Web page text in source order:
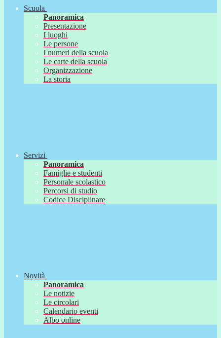
Scuola
Panoramica
Presentazione
I luoghi
Le persone
I numeri della scuola
Le carte della scuola
Organizzazione
La storia
Servizi
Panoramica
Famiglie e studenti
Personale scolastico
Percorsi di studio
Codice Disciplinare
Novità
Panoramica
Le notizie
Le circolari
Calendario eventi
Albo online